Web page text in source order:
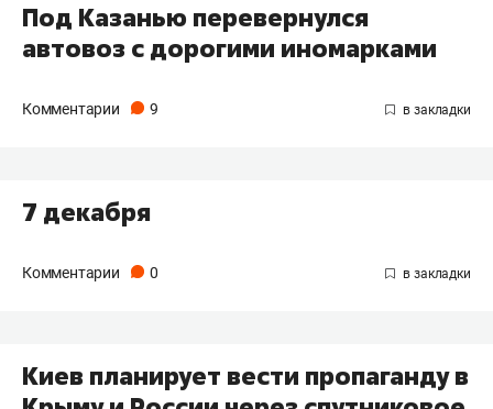
Под Казанью перевернулся
автовоз с дорогими иномарками
Комментарии 9
7 декабря
Комментарии 0
Киев планирует вести пропаганду в